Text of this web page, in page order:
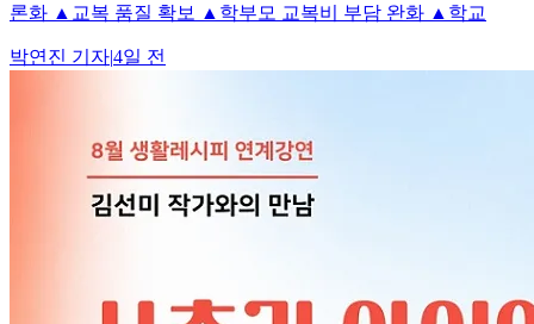
론화 ▲교복 품질 확보 ▲학부모 교복비 부담 완화 ▲학교
박연진 기자|4일 전